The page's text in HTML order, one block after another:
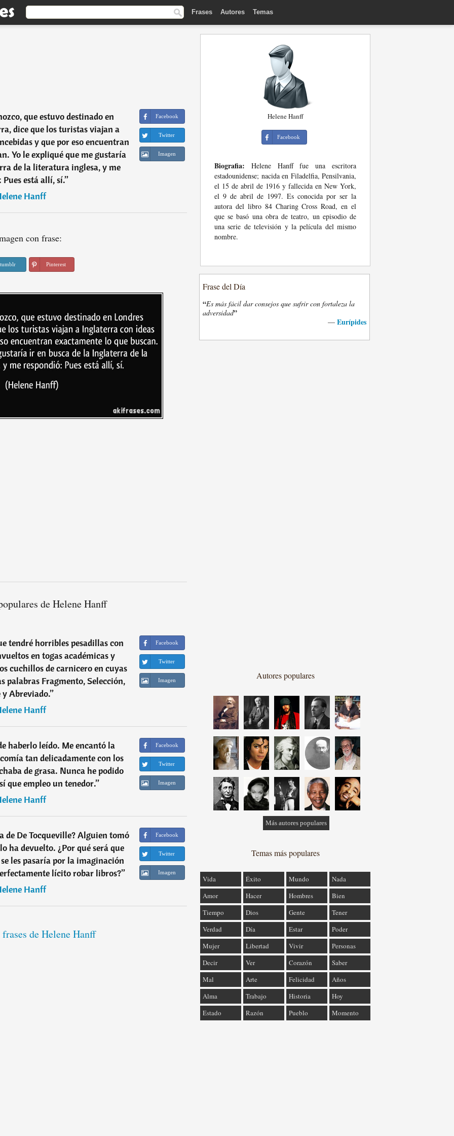
Frases Autores Temas
que estuvo destinado en
dice que los turistas viajan a
y que por eso encuentran
Yo le expliqué que me gustaría
de la literatura inglesa, y me
Pues está allí, sí.”
Hanff
Facebook
Twitter
Imagen
con frase:
tumblr Pinterest
de Helene Hanff
tendré horribles pesadillas con
en togas académicas y
cuchillos de carnicero en cuyas
palabras Fragmento, Selección,
y Abreviado.”
Hanff
Facebook
Twitter
Imagen
haberlo leído. Me encantó la
tan delicadamente con los
de grasa. Nunca he podido
que empleo un tenedor.”
Hanff
Facebook
Twitter
Imagen
de De Tocqueville? Alguien tomó
ha devuelto. ¿Por qué será que
les pasaría por la imaginación
lícito robar libros?”
Hanff
Facebook
Twitter
Imagen
frases de Helene Hanff
Helene Hanff
Facebook
Biografia: Helene Hanff fue una escritora
estadounidense; nacida en Filadelfia, Pensilvania,
el 15 de abril de 1916 y fallecida en New York,
el 9 de abril de 1997. Es conocida por ser la
autora del libro 84 Charing Cross Road, en el
que se basó una obra de teatro, un episodio de
una serie de televisión y la película del mismo
nombre.
Frase del Día
“Es más fácil dar consejos que sufrir con fortaleza la
adversidad”
— Eurípides
Autores populares
Más autores populares
Temas más populares
Vida Éxito Mundo
Nada
Amor
Hacer Hombres
Bien
Tiempo
Dios Gente
Tener
Verdad
Día Estar
Poder
Mujer
Libertad Vivir
Personas
Decir
Ver Corazón
Saber
Mal
Arte Felicidad
Años
Alma
Trabajo Historia
Hoy
Estado
Razón Pueblo Momento